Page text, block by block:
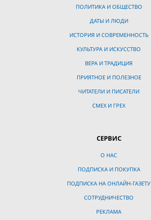
ПОЛИТИКА И ОБЩЕСТВО
ДАТЫ И ЛЮДИ
ИСТОРИЯ И СОВРЕМЕННОСТЬ
КУЛЬТУРА И ИСКУССТВО
ВЕРА И ТРАДИЦИЯ
ПРИЯТНОЕ И ПОЛЕЗНОЕ
ЧИТАТЕЛИ И ПИСАТЕЛИ
СМЕХ И ГРЕХ
СЕРВИС
О НАС
ПОДПИСКА И ПОКУПКА
ПОДПИСКА НА ОНЛАЙН-ГАЗЕТУ
СОТРУДНИЧЕСТВО
РЕКЛАМА